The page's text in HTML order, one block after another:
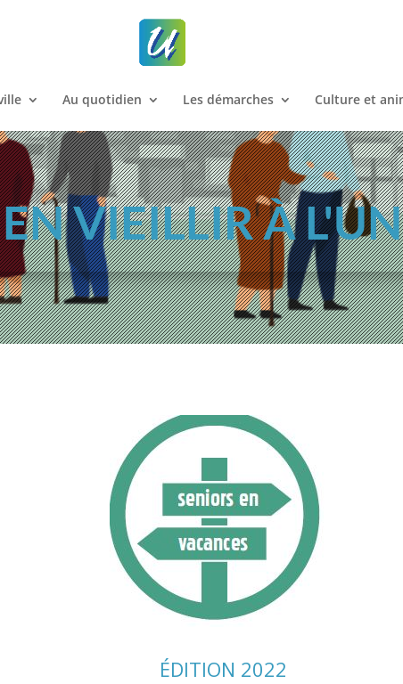
Au quotidien Les démarches Culture et
VIEILLIR À
ÉDITION 2022